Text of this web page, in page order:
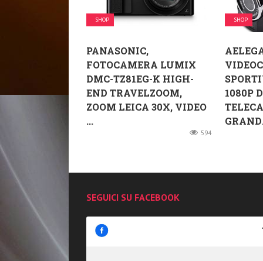
SHOP
PANASONIC,
FOTOCAMERA LUMIX
DMC-TZ81EG-K HIGH-
END TRAVELZOOM,
ZOOM LEICA 30X, VIDEO
...
594
SHOP
1080P
SEGUICI SU FACEBOOK